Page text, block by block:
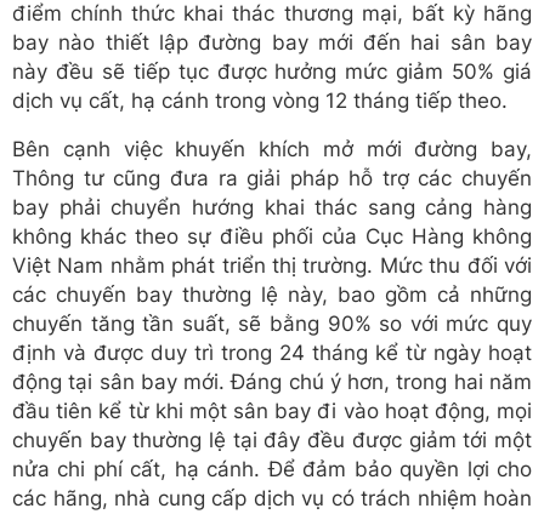
điểm chính thức khai thác thương mại, bất kỳ hãng
bay nào thiết lập đường bay mới đến hai sân bay
này đều sẽ tiếp tục được hưởng mức giảm 50% giá
dịch vụ cất, hạ cánh trong vòng 12 tháng tiếp theo.
Bên cạnh việc khuyến khích mở mới đường bay,
Thông tư cũng đưa ra giải pháp hỗ trợ các chuyến
bay phải chuyển hướng khai thác sang cảng hàng
không khác theo sự điều phối của Cục Hàng không
Việt Nam nhằm phát triển thị trường. Mức thu đối với
các chuyến bay thường lệ này, bao gồm cả những
chuyến tăng tần suất, sẽ bằng 90% so với mức quy
định và được duy trì trong 24 tháng kể từ ngày hoạt
động tại sân bay mới. Đáng chú ý hơn, trong hai năm
đầu tiên kể từ khi một sân bay đi vào hoạt động, mọi
chuyến bay thường lệ tại đây đều được giảm tới một
nửa chi phí cất, hạ cánh. Để đảm bảo quyền lợi cho
các hãng, nhà cung cấp dịch vụ có trách nhiệm hoàn